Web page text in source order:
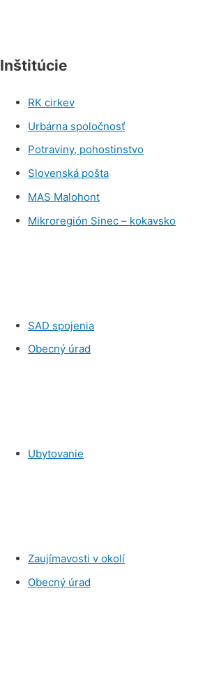
Inštitúcie
RK cirkev
Urbárna spoločnosť
Potraviny, pohostinstvo
Slovenská pošta
MAS Malohont
Mikroregión Sinec – kokavsko
SAD spojenia
Obecný úrad
Ubytovanie
Zaujímavosti v okolí
Obecný úrad